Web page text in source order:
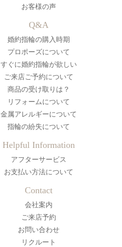
お客様の声
Q&A
婚約指輪の購入時期
プロポーズについて
すぐに婚約指輪が欲しい
ご来店ご予約について
商品の受け取りは？
リフォームについて
金属アレルギーについて
指輪の紛失について
Helpful Information
アフターサービス
お支払い方法について
Contact
会社案内
ご来店予約
お問い合わせ
リクルート